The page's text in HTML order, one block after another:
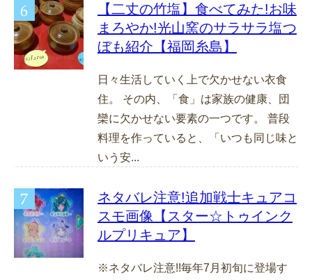
【二丈の竹塩】食べてみた!お味
まろやか!光山窯のサラサラ塩つ
ぼも紹介【福岡糸島】
日々生活していく上で欠かせない衣食
住。 その内、「食」は家族の健康、団
欒に欠かせない要素の一つです。 普段
料理を作っていると、「いつも同じ味と
いう安...
ネタバレ注意!追加戦士キュアコ
スモ画像【スター☆トゥインク
ルプリキュア】
※ネタバレ注意!!毎年7月初旬に登場す